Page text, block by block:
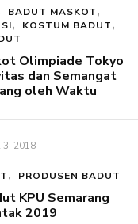
BADUT MASKOT
KOSTUM BADUT
Olimpiade Tokyo
dan Semangat
oleh Waktu
3, 2018
PRODUSEN BADUT
KPU Semarang
2019